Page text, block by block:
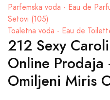
Parfemska voda - Eau de
Setovi (105)
Toaletna voda - Eau de
212 Sexy
Online Prodaja
Omiljeni Miris